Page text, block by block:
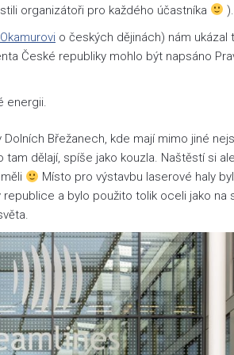
organizátoři pro každého účastníka
).
o českých dějinách) nám ukázal
České republiky mohlo být napsáno
energii.
Břežanech, kde mají mimo jiné
dělají, spíše jako kouzla. Naštěstí si
Místo pro výstavbu laserové haly
a bylo použito tolik oceli jako na